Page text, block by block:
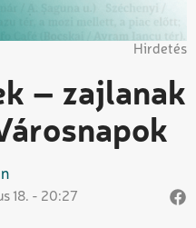
Hirdetés
– zajlanak
18. - 20:27